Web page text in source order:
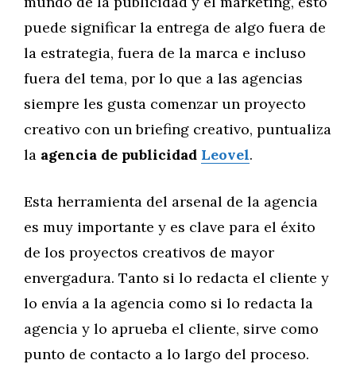
puede significar la entrega de algo fuera de
la estrategia, fuera de la marca e incluso
fuera del tema, por lo que a las agencias
siempre les gusta comenzar un proyecto
creativo con un briefing creativo, puntualiza
la agencia de publicidad Leovel.
Esta herramienta del arsenal de la agencia
es muy importante y es clave para el éxito
de los proyectos creativos de mayor
envergadura. Tanto si lo redacta el cliente y
lo envía a la agencia como si lo redacta la
agencia y lo aprueba el cliente, sirve como
punto de contacto a lo largo del proceso.